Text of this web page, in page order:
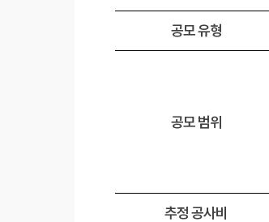
공모 유형
공모 범위
추정 공사비